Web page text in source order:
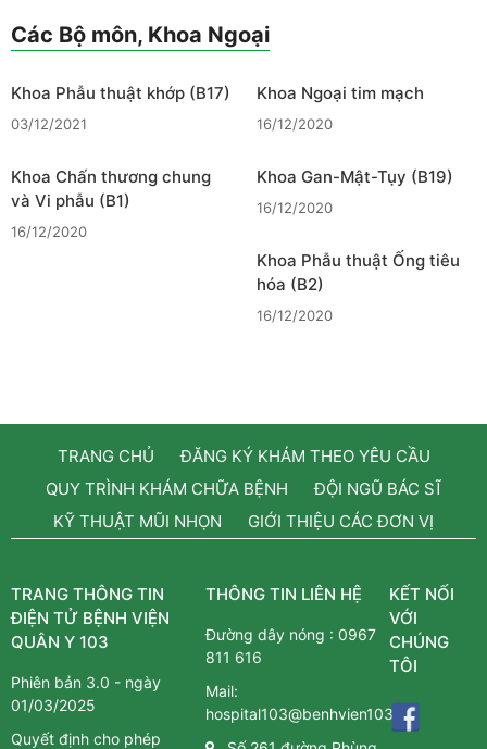
Các Bộ môn, Khoa Ngoại
Khoa Phẫu thuật khớp (B17)
03/12/2021
Khoa Ngoại tim mạch
16/12/2020
Khoa Chấn thương chung
và Vi phẫu (B1)
16/12/2020
Khoa Gan-Mật-Tụy (B19)
16/12/2020
Khoa Phẫu thuật Ống tiêu
hóa (B2)
16/12/2020
TRANG CHỦ
ĐĂNG KÝ KHÁM THEO YÊU CẦU
QUY TRÌNH KHÁM CHỮA BỆNH
ĐỘI NGŨ BÁC SĨ
KỸ THUẬT MŨI NHỌN
GIỚI THIỆU CÁC ĐƠN VỊ
TRANG THÔNG TIN
ĐIỆN TỬ BỆNH VIỆN
QUÂN Y 103
Phiên bản 3.0 - ngày
01/03/2025
Quyết định cho phép
THÔNG TIN LIÊN HỆ
Đường dây nóng :0967
811 616
Mail:
hospital103@benhvien103.vn
KẾT NỐI
VỚI
CHÚNG
TÔI